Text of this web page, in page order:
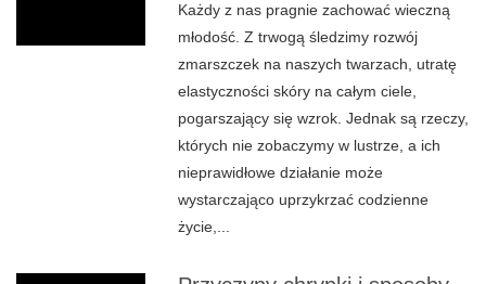
Każdy z nas pragnie zachować wieczną
młodość. Z trwogą śledzimy rozwój
zmarszczek na naszych twarzach, utratę
elastyczności skóry na całym ciele,
pogarszający się wzrok. Jednak są rzeczy,
których nie zobaczymy w lustrze, a ich
nieprawidłowe działanie może
wystarczająco uprzykrzać codzienne
życie,...